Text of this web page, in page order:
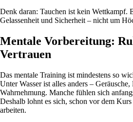
Denk daran: Tauchen ist kein Wettkampf.
Gelassenheit und Sicherheit – nicht um
Mentale Vorbereitung:
Vertrauen
Das mentale Training ist mindestens so
Unter Wasser ist alles anders –
Wahrnehmung. Manche fühlen sich
Deshalb lohnt es sich, schon vor dem
arbeiten.